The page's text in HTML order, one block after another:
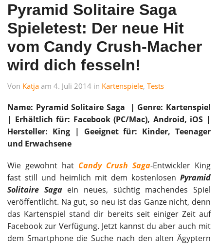
Pyramid Solitaire Saga
Spieletest: Der neue Hit
vom Candy Crush-Macher
wird dich fesseln!
Von Katja am 4. Juli 2014 in Kartenspiele, Tests
Name: Pyramid Solitaire Saga | Genre: Kartenspiel
| Erhältlich für: Facebook (PC/Mac), Android, iOS |
Hersteller: King | Geeignet für: Kinder, Teenager
und Erwachsene
Wie gewohnt hat Candy Crush Saga-Entwickler King
fast still und heimlich mit dem kostenlosen Pyramid
Solitaire Sagaein neues, süchtig machendes Spiel
veröffentlicht. Na gut, so neu ist das Ganze nicht, denn
das Kartenspiel stand dir bereits seit einiger Zeit auf
Facebook zur Verfügung. Jetzt kannst du aber auch mit
dem Smartphone die Suche nach den alten Ägyptern